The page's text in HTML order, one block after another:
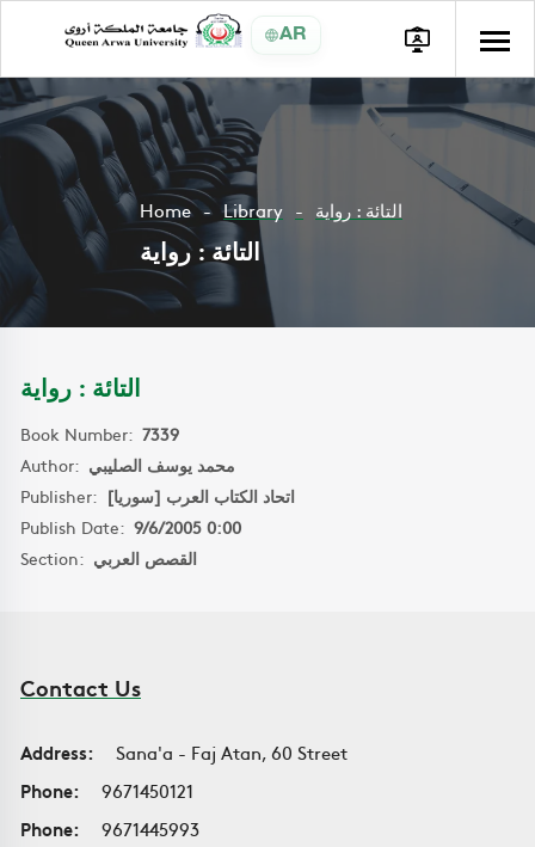
AR
Home Library التائة : رواية
التائة : رواية
التائة : رواية
Book Number: 7339
Author: محمد يوسف الصليبي
Publisher: اتحاد الكتاب العرب [سوريا]
Publish Date: 9/6/2005 0:00
Section: القصص العربي
Contact Us
Address:
Sana'a - Faj Atan, 60 Street
Phone:
9671450121
Phone:
9671445993